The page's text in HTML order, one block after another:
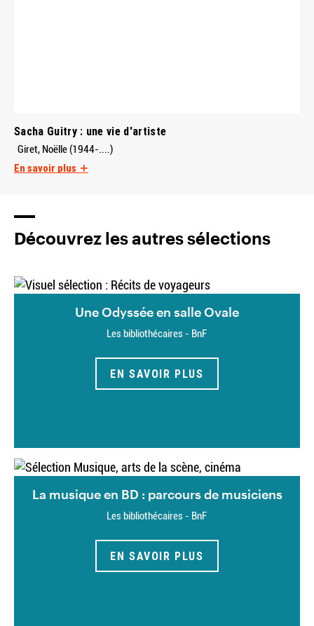
Sacha Guitry : une vie d'artiste
Giret, Noëlle (1944-....)
En savoir plus
Découvrez les autres sélections
Une Odyssée en salle Ovale
Les bibliothécaires - BnF
EN SAVOIR PLUS
La musique en BD : parcours de musiciens
Les bibliothécaires - BnF
EN SAVOIR PLUS